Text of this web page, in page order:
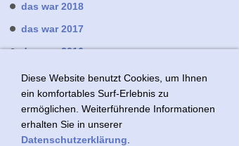
das war 2018
das war 2017
das war 2016
Pages on English
Diese Website benutzt Cookies, um Ihnen
ein komfortables Surf-Erlebnis zu
ermöglichen. Weiterführende Informationen
erhalten Sie in unserer
Datenschutzerklärung